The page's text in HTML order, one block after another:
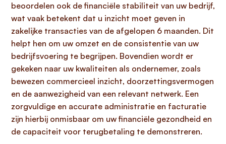
beoordelen ook de financiële stabiliteit van uw bedrijf,
wat vaak betekent dat u inzicht moet geven in
zakelijke transacties van de afgelopen 6 maanden. Dit
helpt hen om uw omzet en de consistentie van uw
bedrijfsvoering te begrijpen. Bovendien wordt er
gekeken naar uw kwaliteiten als ondernemer, zoals
bewezen commercieel inzicht, doorzettingsvermogen
en de aanwezigheid van een relevant netwerk. Een
zorgvuldige en accurate administratie en facturatie
zijn hierbij onmisbaar om uw financiële gezondheid en
de capaciteit voor terugbetaling te demonstreren.